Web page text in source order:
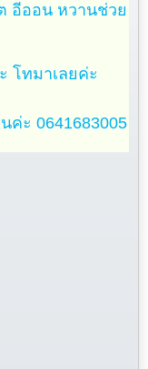
อีออน หวานช่วย
โทมาเลยค่ะ
ะ 0641683005